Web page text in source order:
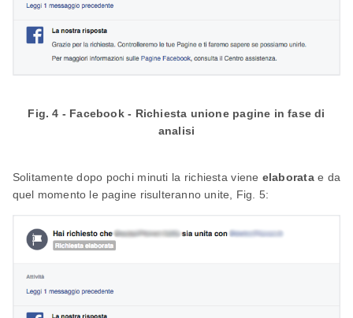
Fig. 4 - Facebook - Richiesta unione pagine in fase di
analisi
Solitamente dopo pochi minuti la richiesta viene elaboratae da
quel momento le pagine risulteranno unite, Fig. 5: